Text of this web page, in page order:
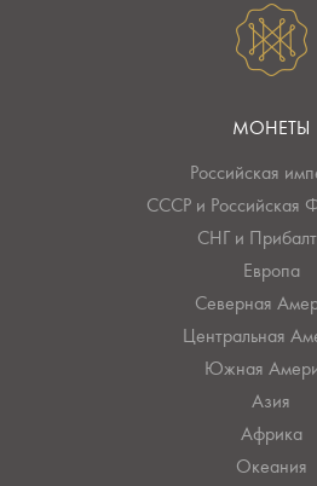
МОНЕТЫ
Российская
СССР и Российская
СНГ и
Европа
Северная
Центральная
Южная
Азия
Африка
Океания